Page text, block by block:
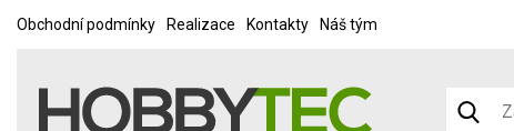
Obchodní podmínky Realizace Kontakty Náš tým